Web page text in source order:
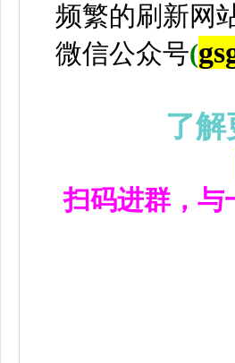
频繁的刷新网
微信公众号(
了
扫码进群，与